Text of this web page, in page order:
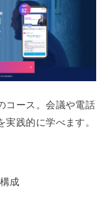
コース。会議や電話
践的に学べます。
成